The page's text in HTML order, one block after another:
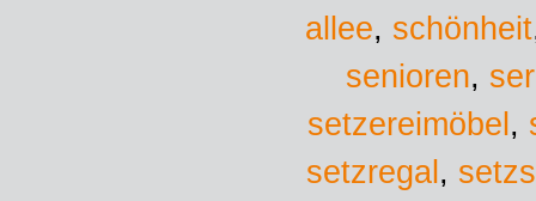
allee, schönheit
senioren,
setzereimöbel ,
setzregal ,